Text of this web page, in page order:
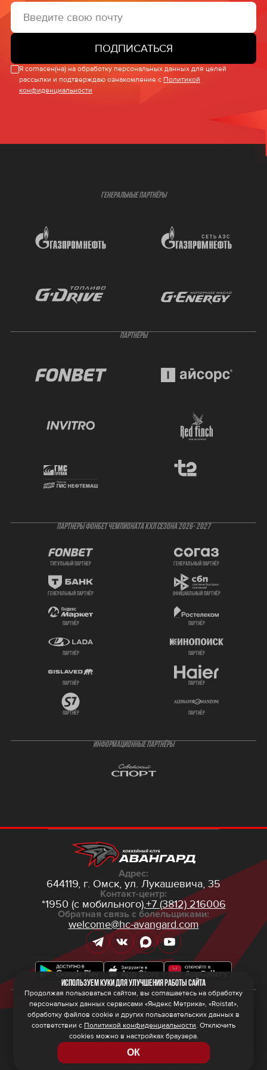
ПОДПИСАТЬСЯ
Я согласен(на) на обработку персональных данных для целей
рассылки и подтверждаю ознакомление с Политикой
конфиденциальности
ГЕНЕРАЛЬНЫЕ ПАРТНЁРЫ
ПАРТНЁРЫ
ПАРТНЕРЫ ФОНБЕТ ЧЕМПИОНАТА КХЛ СЕЗОНА 2026- 2027
титульный партнер генеральный партнёр
генеральный партнёр официальный партнёр
партнёр партнёр
партнёр партнёр
партнёр партнёр
партнёр партнёр
ИНФОРМАЦИОННЫЕ ПАРТНЁРЫ
Адрес:
644119, г. Омск, ул. Лукашевича, 35
Контакт-центр:
*1950 (с мобильного),+7 (3812) 216006
Обратная связь с болельщиками:
welcome@hc-avangard.com
© 2026 ООО ХК «Авангард»
Политика конфиденциальности
Политика обработки персональных данных
Правила программы лояльности
Используем куки для улучшения работы сайта
Продолжая пользоваться сайтом, вы соглашаетесь на обработку
персональных данных сервисами «Яндекс Метрика», «Roistat»,
обработку файлов cookie и других пользовательских данных в
соответствии с Политикой конфиденциальности. Отключить
cookies можно в настройках браузера.
ОК